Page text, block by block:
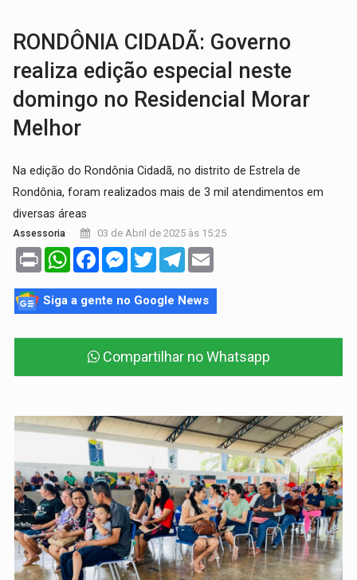
Corumbiara lidera Ideb 2025 entre redes
RONDÔNIA CIDADÃ: Governo
realiza edição especial neste
domingo no Residencial Morar
Melhor
Na edição do Rondônia Cidadã, no distrito de Estrela de
Rondônia, foram realizados mais de 3 mil atendimentos em
diversas áreas
Assessoria 03 de Abril de 2025 às 15:25
Print WhatsAppFacebookMessenger
TwitterTelegram
Siga a gente no Google News
Compartilhar no Whatsapp